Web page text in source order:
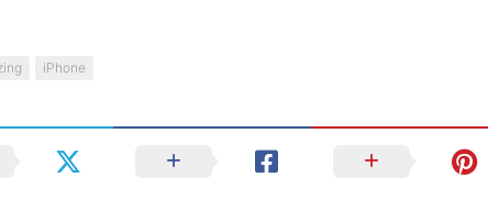
iPhone